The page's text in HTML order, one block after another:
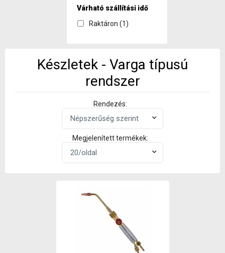
Várható szállítási idő
Raktáron (1)
Készletek - Varga típusú
rendszer
Rendezés:
Megjelenített termékek: